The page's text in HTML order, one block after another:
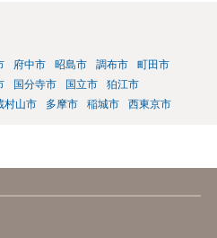
府中市 昭島市 調布市
町田市
国分寺市 国立市
狛江市
村山市 多摩市 稲城市 西東京市